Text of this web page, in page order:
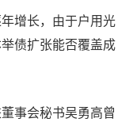
增长，由于户用光
债扩张能否覆盖成
事会秘书吴勇高曾